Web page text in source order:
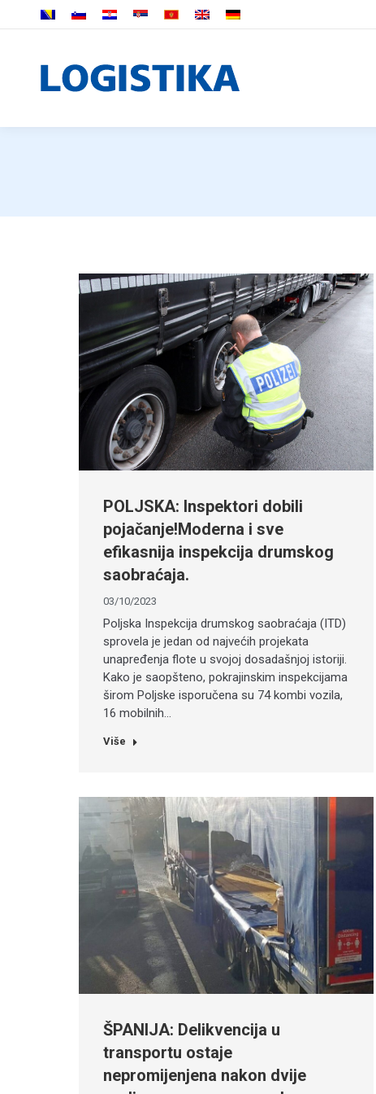
POLJSKA: Inspektori dobili
pojačanje!Moderna i sve
efikasnija inspekcija drumskog
saobraćaja.
03/10/2023
Poljska Inspekcija drumskog saobraćaja (ITD)
sprovela je jedan od najvećih projekata
unapređenja flote u svojoj dosadašnjoj istoriji.
Kako je saopšteno, pokrajinskim inspekcijama
širom Poljske isporučena su 74 kombi vozila,
16 mobilnih…
Više
ŠPANIJA: Delikvencija u
transportu ostaje
nepromijenjena nakon dvije